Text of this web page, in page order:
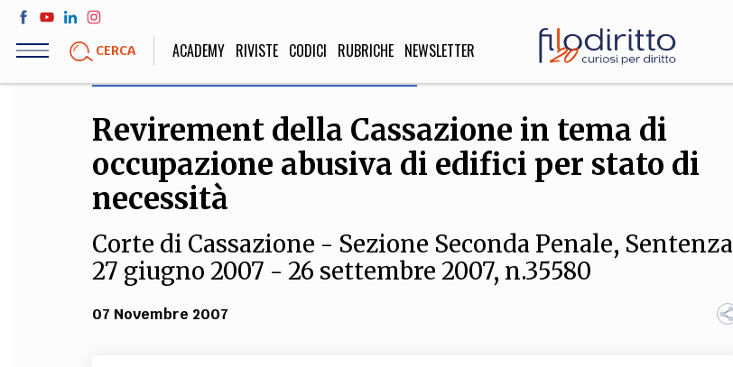
Salta
contenuto
CERCA ACADEMY RIVISTE CODICI RUBRICHE NEWSLETTER
LIFE STYLE
Sport, Cucina, Viaggi,
Moda
SOCIETÀ
Politica, Attualità,
DIRITTO
STORIA E FILOSOFIA INNOVAZIONE
Revirement della Cassazione in tema di
occupazione abusiva di edifici per stato di
necessità
Corte di Cassazione - Sezione Seconda Penale, Sentenza
27 giugno 2007 - 26 settembre 2007, n.35580
07 Novembre 2007